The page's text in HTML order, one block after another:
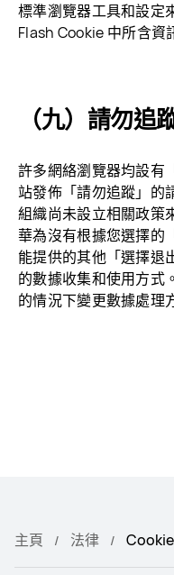
標準瀏覽器工具和設定
Flash Cookie 中所含資
（九）請勿追
許多網絡瀏覽器均設有
站發佈「請勿追蹤」的
組織尚未設立相關政策
華為沒有根據您選擇的
能提供的其他「選擇退
的數據收集和使用方式
的情況下變更數據處理
主頁 法律 Cookie